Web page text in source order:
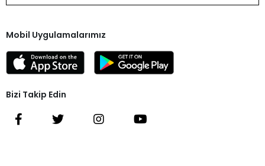
Mobil Uygulamalarımız
Bizi Takip Edin